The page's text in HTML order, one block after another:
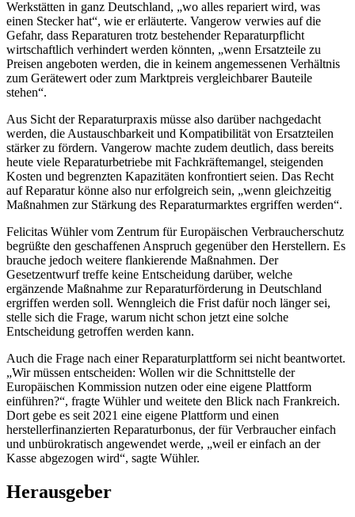
Werkstätten in ganz Deutschland, „wo alles repariert wird, was
einen Stecker hat“, wie er erläuterte. Vangerow verwies auf die
Gefahr, dass Reparaturen trotz bestehender Reparaturpflicht
wirtschaftlich verhindert werden könnten, „wenn Ersatzteile zu
Preisen angeboten werden, die in keinem angemessenen Verhältnis
zum Gerätewert oder zum Marktpreis vergleichbarer Bauteile
stehen“.
Aus Sicht der Reparaturpraxis müsse also darüber nachgedacht
werden, die Austauschbarkeit und Kompatibilität von Ersatzteilen
stärker zu fördern. Vangerow machte zudem deutlich, dass bereits
heute viele Reparaturbetriebe mit Fachkräftemangel, steigenden
Kosten und begrenzten Kapazitäten konfrontiert seien. Das Recht
auf Reparatur könne also nur erfolgreich sein, „wenn gleichzeitig
Maßnahmen zur Stärkung des Reparaturmarktes ergriffen werden“.
Felicitas Wühler vom Zentrum für Europäischen Verbraucherschutz
begrüßte den geschaffenen Anspruch gegenüber den Herstellern. Es
brauche jedoch weitere flankierende Maßnahmen. Der
Gesetzentwurf treffe keine Entscheidung darüber, welche
ergänzende Maßnahme zur Reparaturförderung in Deutschland
ergriffen werden soll. Wenngleich die Frist dafür noch länger sei,
stelle sich die Frage, warum nicht schon jetzt eine solche
Entscheidung getroffen werden kann.
Auch die Frage nach einer Reparaturplattform sei nicht beantwortet.
„Wir müssen entscheiden: Wollen wir die Schnittstelle der
Europäischen Kommission nutzen oder eine eigene Plattform
einführen?“, fragte Wühler und weitete den Blick nach Frankreich.
Dort gebe es seit 2021 eine eigene Plattform und einen
herstellerfinanzierten Reparaturbonus, der für Verbraucher einfach
und unbürokratisch angewendet werde, „weil er einfach an der
Kasse abgezogen wird“, sagte Wühler.
Herausgeber